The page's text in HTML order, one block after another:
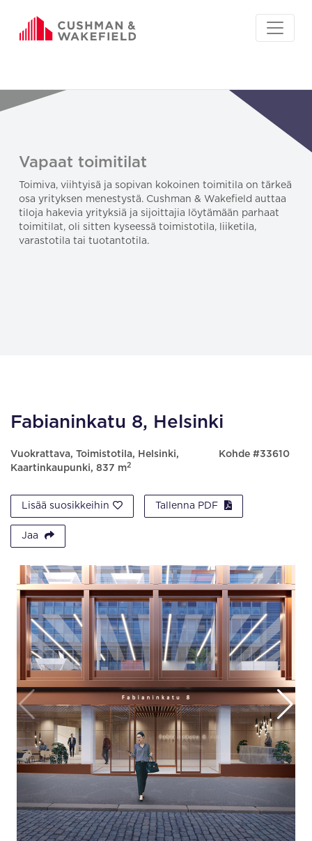
Vapaat toimitilat
Toimiva, viihtyisä ja sopivan kokoinen toimitila on tärkeä
osa yrityksen menestystä. Cushman & Wakefield auttaa
tiloja hakevia yrityksiä ja sijoittajia löytämään parhaat
toimitilat, oli sitten kyseessä toimistotila, liiketila,
varastotila tai tuotantotila.
Fabianinkatu 8, Helsinki
Vuokrattava, Toimistotila, Helsinki,
Kaartinkaupunki, 837 m2
Kohde #33610
Lisää suosikkeihin Tallenna PDF
Jaa